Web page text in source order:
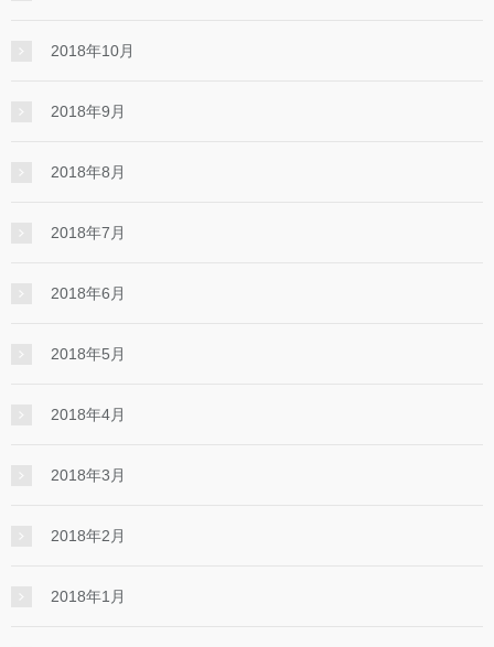
2018年10月
2018年9月
2018年8月
2018年7月
2018年6月
2018年5月
2018年4月
2018年3月
2018年2月
2018年1月